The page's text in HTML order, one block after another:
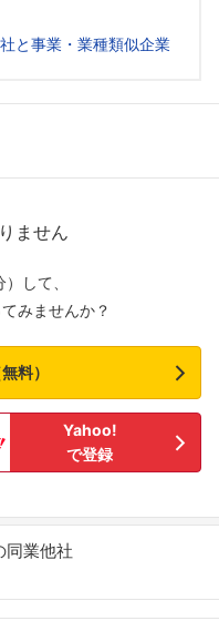
と事業・業種類似企業
ません
して、
みませんか？
料）
Yahoo!
で登録
同業他社